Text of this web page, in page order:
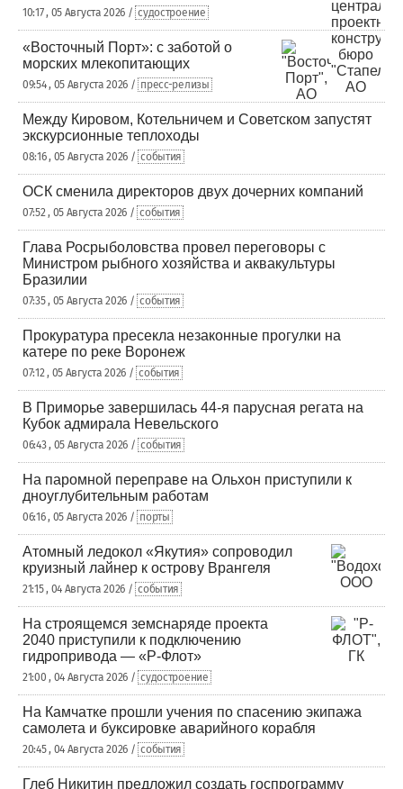
10:17 , 05 Августа 2026 / судостроение
«Восточный Порт»: с заботой о
морских млекопитающих
09:54 , 05 Августа 2026 / пресс-релизы
Между Кировом, Котельничем и Советском запустят
экскурсионные теплоходы
08:16 , 05 Августа 2026 / события
ОСК сменила директоров двух дочерних компаний
07:52 , 05 Августа 2026 / события
Глава Росрыболовства провел переговоры с
Министром рыбного хозяйства и аквакультуры
Бразилии
07:35 , 05 Августа 2026 / события
Прокуратура пресекла незаконные прогулки на
катере по реке Воронеж
07:12 , 05 Августа 2026 / события
В Приморье завершилась 44-я парусная регата на
Кубок адмирала Невельского
06:43 , 05 Августа 2026 / события
На паромной переправе на Ольхон приступили к
дноуглубительным работам
06:16 , 05 Августа 2026 / порты
Атомный ледокол «Якутия» сопроводил
круизный лайнер к острову Врангеля
21:15 , 04 Августа 2026 / события
На строящемся земснаряде проекта
2040 приступили к подключению
гидропривода — «Р-Флот»
21:00 , 04 Августа 2026 / судостроение
На Камчатке прошли учения по спасению экипажа
самолета и буксировке аварийного корабля
20:45 , 04 Августа 2026 / события
Глеб Никитин предложил создать госпрограмму